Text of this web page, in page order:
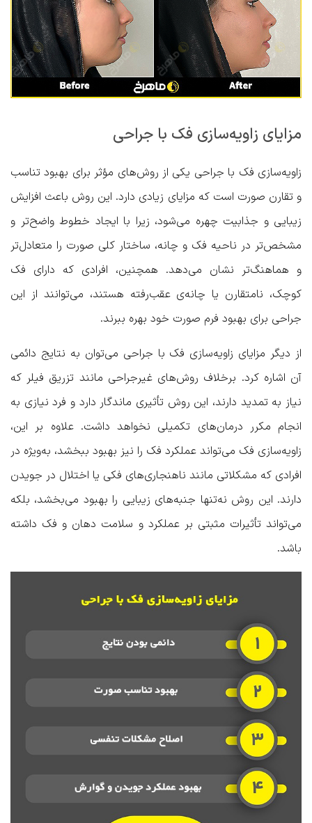
مزایای زاویه‌سازی فک با جراحی
زاویه‌سازی فک با جراحی یکی از روش‌های مؤثر برای بهبود تناسب
و تقارن صورت است که مزایای زیادی دارد. این روش باعث افزایش
زیبایی و جذابیت چهره می‌شود، زیرا با ایجاد خطوط واضح‌تر و
مشخص‌تر در ناحیه فک و چانه، ساختار کلی صورت را متعادل‌تر
و هماهنگ‌تر نشان می‌دهد. همچنین، افرادی که دارای فک
کوچک، نامتقارن یا چانه‌ی عقب‌رفته هستند، می‌توانند از این
جراحی برای بهبود فرم صورت خود بهره ببرند.
از دیگر مزایای زاویه‌سازی فک با جراحی می‌توان به نتایج دائمی
آن اشاره کرد. برخلاف روش‌های غیرجراحی مانند تزریق فیلر که
نیاز به تمدید دارند، این روش تأثیری ماندگار دارد و فرد نیازی به
انجام مکرر درمان‌های تکمیلی نخواهد داشت. علاوه بر این،
زاویه‌سازی فک می‌تواند عملکرد فک را نیز بهبود ببخشد، به‌ویژه در
افرادی که مشکلاتی مانند ناهنجاری‌های فکی یا اختلال در جویدن
دارند. این روش نه‌تنها جنبه‌های زیبایی را بهبود می‌بخشد، بلکه
می‌تواند تأثیرات مثبتی بر عملکرد و سلامت دهان و فک داشته
باشد.